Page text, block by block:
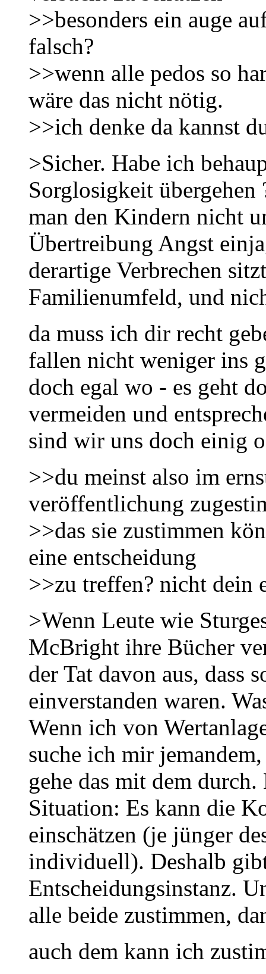
>>besonders ein auge
falsch?
>>wenn alle pedos so
wäre das nicht nötig.
>>ich denke da kannst
>Sicher. Habe ich
Sorglosigkeit übergehen
man den Kindern nicht
Übertreibung Angst
derartige Verbrechen
Familienumfeld, und
da muss ich dir recht
fallen nicht weniger ins
doch egal wo - es geht
vermeiden und
sind wir uns doch einig
>>du meinst also im
veröffentlichung
>>das sie zustimmen
eine entscheidung
>>zu treffen? nicht dein
>Wenn Leute wie
McBright ihre Bücher
der Tat davon aus, dass
einverstanden waren.
Wenn ich von
suche ich mir
gehe das mit dem
Situation: Es kann die
einschätzen (je jünger
individuell). Deshalb
Entscheidungsinstanz.
alle beide zustimmen,
auch dem kann ich